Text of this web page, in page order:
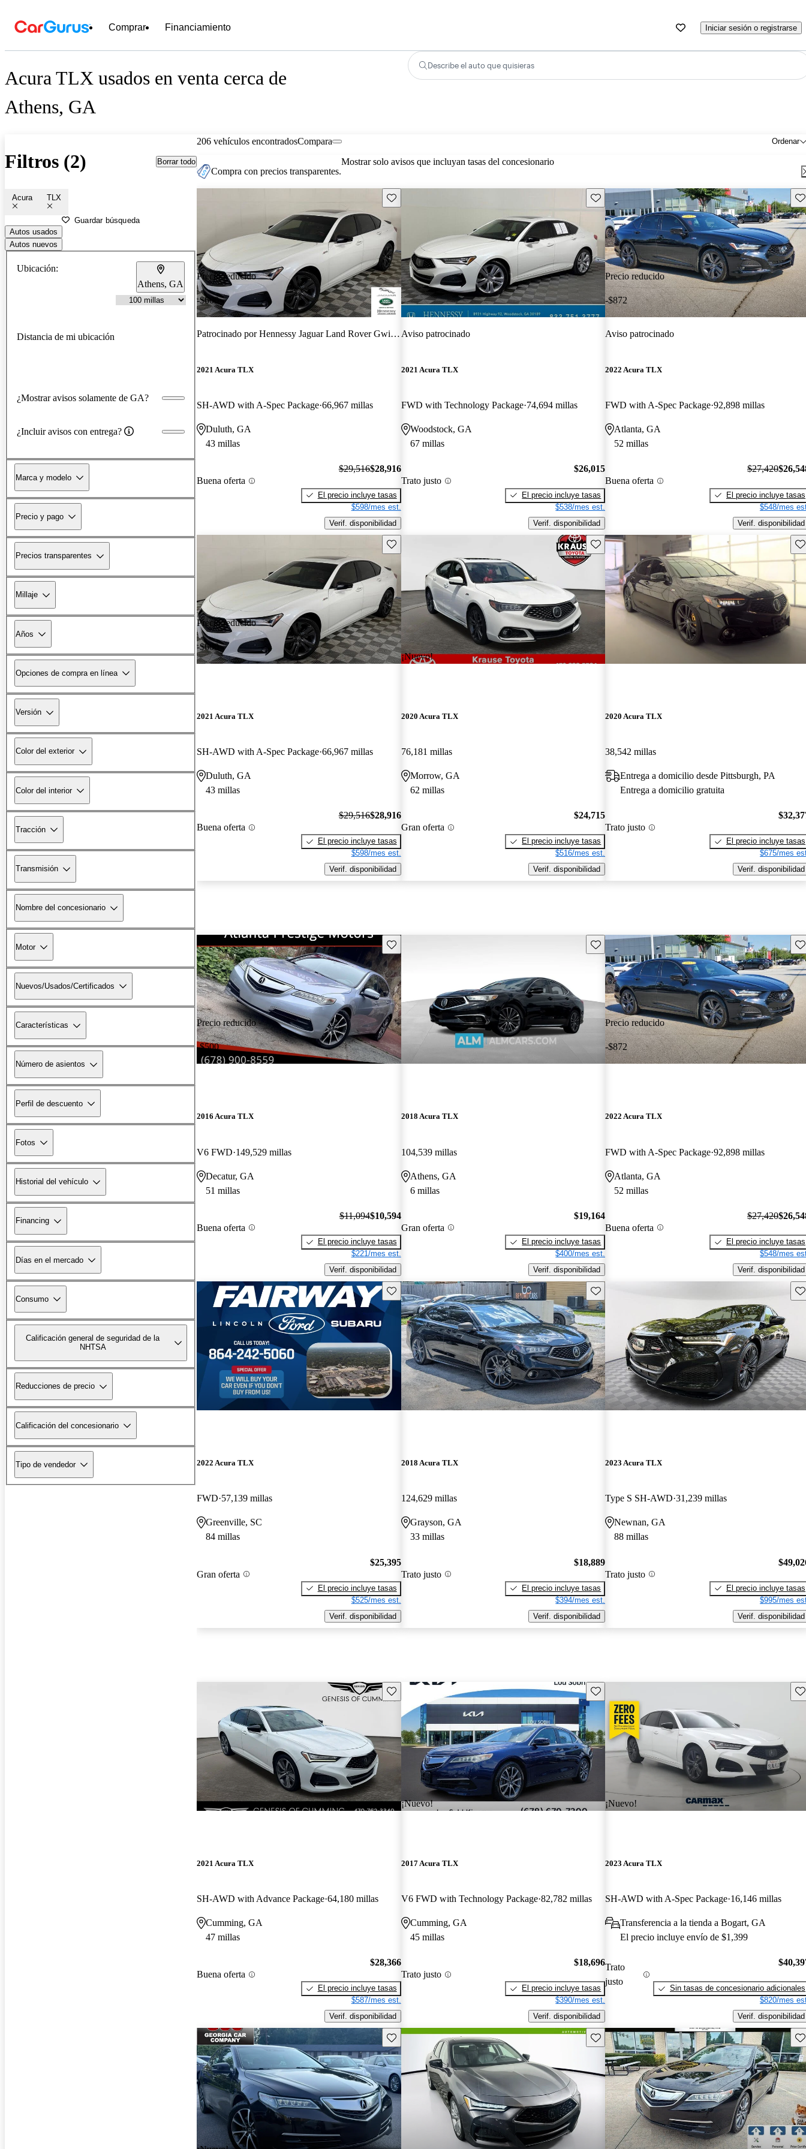
Comprar Financiamiento Iniciar sesión o registrarse
Acura TLX usados en venta cerca de
Athens, GA
Describe el auto que quisieras
Filtros (2) Borrar todo
Acura TLX
Guardar búsqueda
Autos usados
Autos nuevos
Ubicación:
Athens, GA
Distancia de mi ubicación
¿Mostrar avisos solamente de GA?
¿Incluir avisos con entrega?
Marca y modelo
Precio y pago
Precios transparentes
Millaje
Años
Opciones de compra en línea
Versión
Color del exterior
Color del interior
Tracción
Transmisión
Nombre del concesionario
Motor
Nuevos/Usados/Certificados
Características
Número de asientos
Perfil de descuento
Fotos
Historial del vehículo
Financing
Días en el mercado
Consumo
Calificación general de seguridad de la
NHTSA
Reducciones de precio
Calificación del concesionario
Tipo de vendedor
206 vehículos encontrados Ordenar
Compara
Compra con precios transparentes.
Mostrar solo avisos que incluyan tasas del concesionario
Precio reducido
-$600
Guarda este Aviso
Patrocinado porHennessy Jaguar Land Rover Gwinnett
2021 Acura TLX
SH-AWD with A-Spec Package 66,967 millas
Duluth, GA
43 millas
Buena oferta
$29,516$28,916
El precio incluye tasas
$598/mes est.
Verif. disponibilidad
Guarda este Aviso
Aviso patrocinado
2021 Acura TLX
FWD with Technology Package 74,694 millas
Woodstock, GA
67 millas
Trato justo
$26,015
El precio incluye tasas
$538/mes est.
Verif. disponibilidad
Precio reducido
-$872
Aviso patrocinado
2022 Acura TLX
FWD with A-Spec Package 92,898 millas
Atlanta, GA
52 millas
Buena oferta
$27,420
El precio incluye tasas
$548/mes
Verif. disponibilidad
Precio reducido
-$600
Guarda este Aviso
2021 Acura TLX
SH-AWD with A-Spec Package 66,967 millas
Duluth, GA
43 millas
Buena oferta
$29,516$28,916
El precio incluye tasas
$598/mes est.
Verif. disponibilidad
¡Nuevo!
Guarda este Aviso
2020 Acura TLX
76,181 millas
Morrow, GA
62 millas
Gran oferta
$24,715
El precio incluye tasas
$516/mes est.
Verif. disponibilidad
2020 Acura TLX
38,542 millas
Entrega a domicilio desde Pittsburgh, PA
Entrega a domicilio gratuita
Trato justo
El precio incluye tasas
$675/mes
Verif. disponibilidad
Precio reducido
-$500
Guarda este Aviso
2016 Acura TLX
V6 FWD 149,529 millas
Decatur, GA
51 millas
Buena oferta
$11,094$10,594
El precio incluye tasas
$221/mes est.
Verif. disponibilidad
Guarda este Aviso
2018 Acura TLX
104,539 millas
Athens, GA
6 millas
Gran oferta
$19,164
El precio incluye tasas
$400/mes est.
Verif. disponibilidad
Precio reducido
-$872
2022 Acura TLX
FWD with A-Spec Package 92,898 millas
Atlanta, GA
52 millas
Buena oferta
$27,420
El precio incluye tasas
$548/mes
Verif. disponibilidad
Guarda este Aviso
2022 Acura TLX
FWD 57,139 millas
Greenville, SC
84 millas
Gran oferta
$25,395
El precio incluye tasas
$525/mes est.
Verif. disponibilidad
Guarda este Aviso
2018 Acura TLX
124,629 millas
Grayson, GA
33 millas
Trato justo
$18,889
El precio incluye tasas
$394/mes est.
Verif. disponibilidad
2023 Acura TLX
Type S SH-AWD 31,239 millas
Newnan, GA
88 millas
Trato justo
El precio incluye tasas
$995/mes
Verif. disponibilidad
Guarda este Aviso
2021 Acura TLX
SH-AWD with Advance Package 64,180 millas
Cumming, GA
47 millas
Buena oferta
$28,366
El precio incluye tasas
$587/mes est.
Verif. disponibilidad
¡Nuevo!
Guarda este Aviso
2017 Acura TLX
V6 FWD with Technology Package 82,782 millas
Cumming, GA
45 millas
Trato justo
$18,696
El precio incluye tasas
$390/mes est.
Verif. disponibilidad
¡Nuevo!
2023 Acura TLX
SH-AWD with A-Spec Package 16,146 millas
Transferencia a la tienda a Bogart, GA
El precio incluye envío de $1,399
Trato
justo
Sin tasas de concesionario adicionales
$820/mes
Verif. disponibilidad
Guarda este Aviso Guarda este Aviso